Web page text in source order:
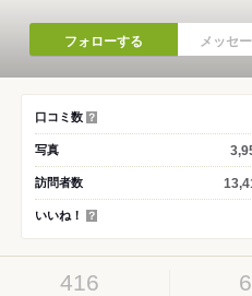
フォローする メッセ
口コミ数 ？
写真
訪問者数
いいね！ ？
416